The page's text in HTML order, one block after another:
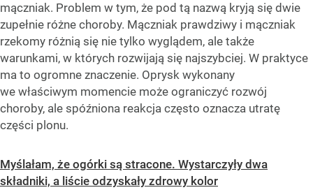
mączniak. Problem w tym, że pod tą nazwą kryją się dwie
zupełnie różne choroby. Mączniak prawdziwy i mączniak
rzekomy różnią się nie tylko wyglądem, ale także
warunkami, w których rozwijają się najszybciej. W praktyce
ma to ogromne znaczenie. Oprysk wykonany
we właściwym momencie może ograniczyć rozwój
choroby, ale spóźniona reakcja często oznacza utratę
części plonu.
Myślałam, że ogórki są stracone. Wystarczyły dwa
składniki, a liście odzyskały zdrowy kolor